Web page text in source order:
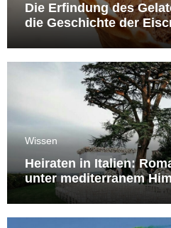
Die Erfindung des
die Geschichte der
Wissen
Heiraten in Italien:
unter mediterranem